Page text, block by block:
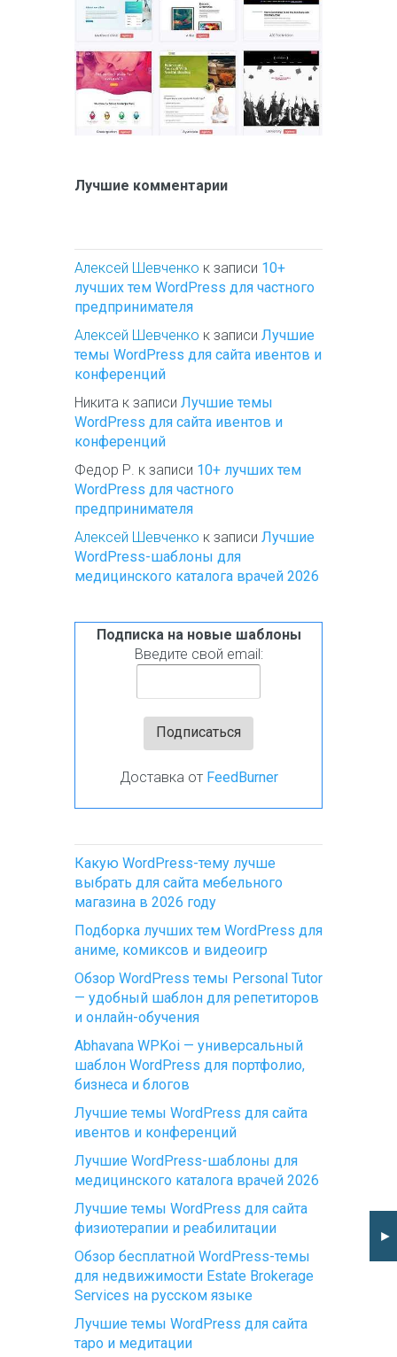
Лучшие комментарии
Алексей Шевченко к записи 10+
лучших тем WordPress для частного
предпринимателя
Алексей Шевченко к записи Лучшие
темы WordPress для сайта ивентов и
конференций
Никита к записи Лучшие темы
WordPress для сайта ивентов и
конференций
Федор Р. к записи 10+ лучших тем
WordPress для частного
предпринимателя
Алексей Шевченко к записи Лучшие
WordPress-шаблоны для
медицинского каталога врачей 2026
Подписка на новые шаблоны
Введите свой email:
Доставка от FeedBurner
Какую WordPress-тему лучше
выбрать для сайта мебельного
магазина в 2026 году
Подборка лучших тем WordPress для
аниме, комиксов и видеоигр
Обзор WordPress темы Personal Tutor
— удобный шаблон для репетиторов
и онлайн-обучения
Abhavana WPKoi — универсальный
шаблон WordPress для портфолио,
бизнеса и блогов
Лучшие темы WordPress для сайта
ивентов и конференций
Лучшие WordPress-шаблоны для
медицинского каталога врачей 2026
Лучшие темы WordPress для сайта
физиотерапии и реабилитации
Обзор бесплатной WordPress-темы
для недвижимости Estate Brokerage
Services на русском языке
Лучшие темы WordPress для сайта
таро и медитации
►